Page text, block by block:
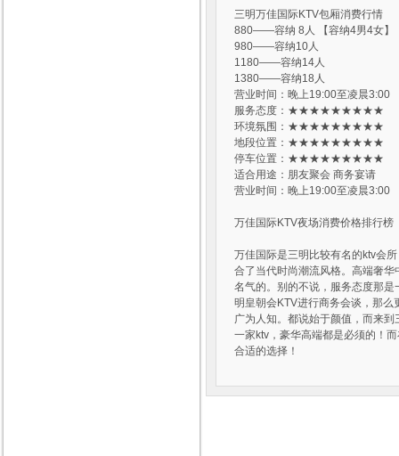
三明万佳国际KTV包厢消费行情
880——容纳 8人 【容纳4男4女】
980——容纳10人
1180——容纳14人
1380——容纳18人
营业时间：晚上19:00至凌晨3:00
服务态度：★★★★★★★★★
环境氛围：★★★★★★★★★
地段位置：★★★★★★★★★
停车位置：★★★★★★★★★
适合用途：朋友聚会 商务宴请
营业时间：晚上19:00至凌晨3:00
万佳国际KTV夜场消费价格排行榜
万佳国际是三明比较有名的ktv会
合了当代时尚潮流风格。高端奢
名气的。别的不说，服务态度那
明皇朝会KTV进行商务会谈，那
广为人知。都说始于颜值，而来
一家ktv，豪华高端都是必须的！
合适的选择！